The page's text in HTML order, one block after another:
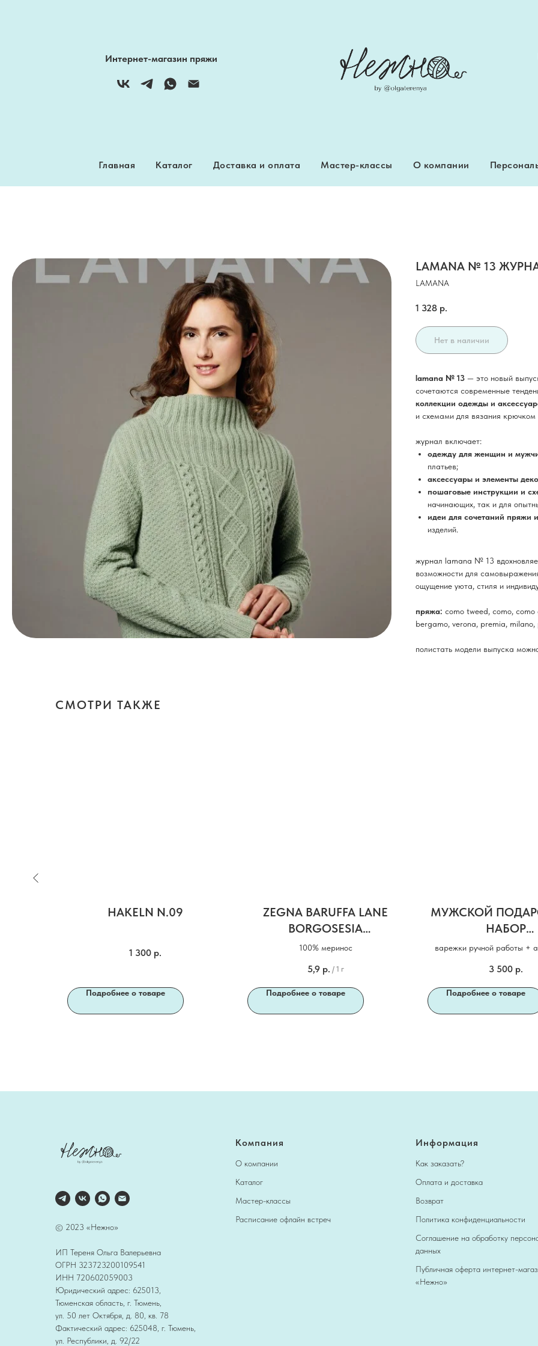
Интернет-магазин пряжи
Главная Каталог Доставка и оплата Мастер-классы О компании
Главная Каталог Доставка и оплата Мастер-классы О компании
LAMANA № 13
LAMANA
1 328 р.
Нет в наличии
lamana № 13 — это новый
сочетаются современные
коллекции одежды и
и схемами для вязания крючком
журнал включает:
одежду для женщин и
платьев;
аксессуары и элементы
пошаговые инструкции и
начинающих, так и для
идеи для сочетаний пряжи
изделий.
журнал lamana № 13
возможности для
ощущение уюта, стиля и
пряжа: como tweed, como,
bergamo, verona, premia, milano,
полистать модели выпуска
СМОТРИ ТАКЖЕ
HAKELN N.09
1 300 р.
Подробнее о товаре
ZEGNA BARUFFA LANE
BORGOSESIA
SUPERGEELONG
100% меринос
5,9 р. / 1 г
Подробнее о товаре
МУЖСКОЙ
НАБОР
варежки ручной работы +
3 500 р.
Подробнее о товаре
© 2023 «Нежно»
ИП Тереня Ольга Валерьевна
ОГРН 323723200109541
ИНН 720602059003
Юридический адрес: 625013,
Тюменская область, г. Тюмень,
ул. 50 лет Октября, д. 80, кв. 78
Фактический адрес: 625048, г. Тюмень,
ул. Республики, д. 92/22
Компания
О компании
Каталог
Мастер-классы
Расписание офлайн встреч
Информация
Как заказать?
Оплата и доставка
Возврат
Политика конфиденциальности
Соглашение на обработку
данных
Публичная оферта интернет-
«Нежно»